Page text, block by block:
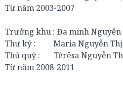
Từ năm 2003-2007
Trưởng khu : Đa minh Nguyễn
Thư ký : Maria Nguyễn Thị
Thủ quỹ : Têrêsa Nguyễn
Từ năm 2008-2011